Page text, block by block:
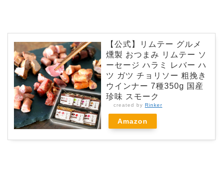
【公式】リムテー グルメ
燻製 おつまみ リムテー ソ
ーセージ ハラミ レバー ハ
ツ ガツ チョリソー 粗挽き
ウインナー 7種350g 国産
珍味 スモーク
created by Rinker
Amazon